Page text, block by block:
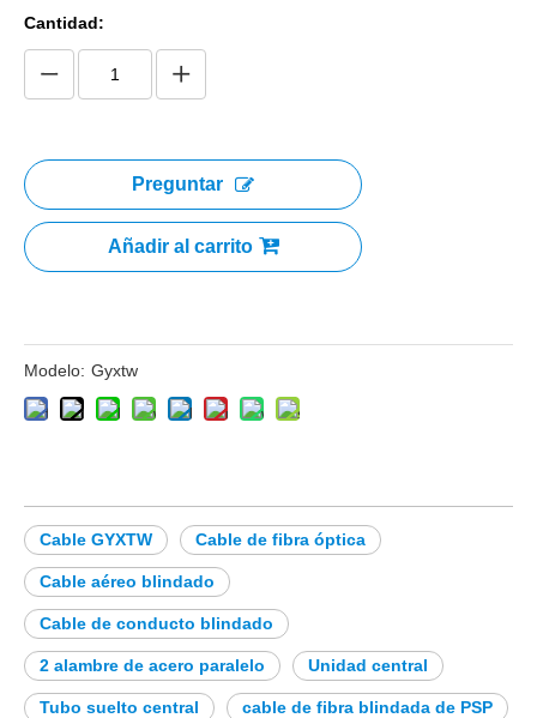
Cantidad:
Preguntar
Añadir al carrito
Modelo: Gyxtw
Cable GYXTW Cable de fibra óptica
Cable aéreo blindado
Cable de conducto blindado
2 alambre de acero paralelo Unidad central
Tubo suelto central cable de fibra blindada de PSP